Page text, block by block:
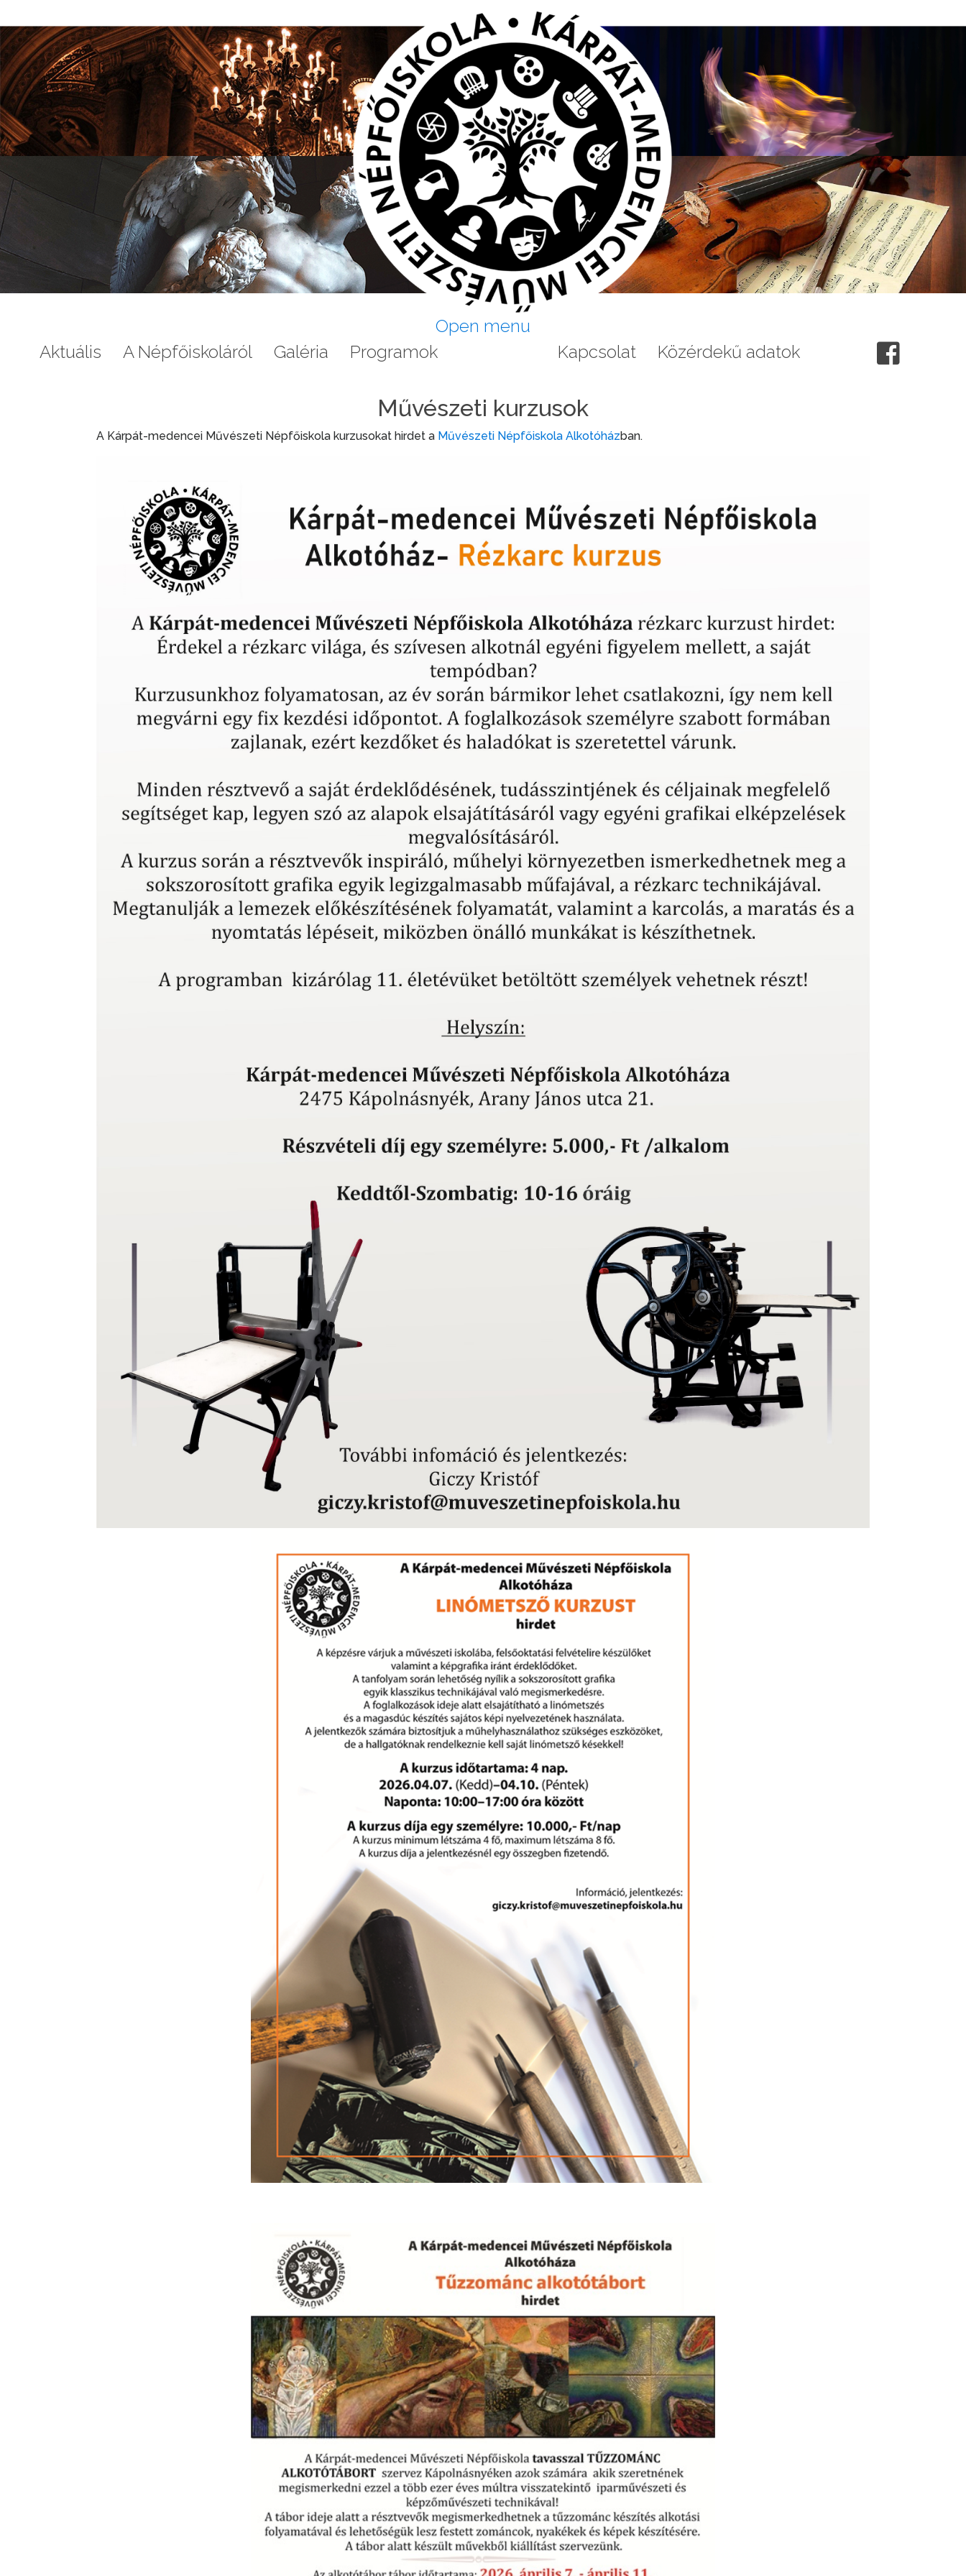
Open menu
Aktuális
A Népfőiskoláról Galéria Programok Kapcsolat Közérdekű adatok
Művészeti kurzusok
A Kárpát-medencei Művészeti Népfőiskola kurzusokat hirdet a Művészeti Népfőiskola Alkotóházban.